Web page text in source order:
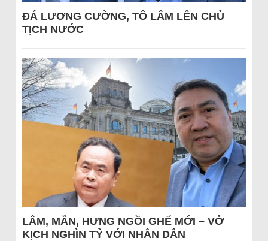
ĐÁ LƯƠNG CƯỜNG, TÔ LÂM LÊN CHỦ
TỊCH NƯỚC
LÂM, MẪN, HƯNG NGỒI GHẾ MỚI – VỞ
KỊCH NGHÌN TỶ VỚI NHÂN DÂN